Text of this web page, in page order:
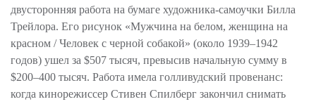
двусторонняя работа на бумаге художника-самоучки Билла
Трейлора. Его рисунок «Мужчина на белом, женщина на
красном / Человек с черной собакой» (около 1939–1942
годов) ушел за $507 тысяч, превысив начальную сумму в
$200–400 тысяч. Работа имела голливудский провенанс:
когда кинорежиссер Стивен Спилберг закончил снимать